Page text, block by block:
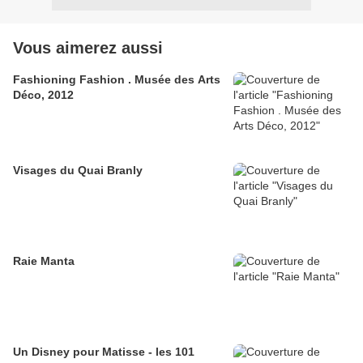
Vous aimerez aussi
Fashioning Fashion . Musée des Arts
Déco, 2012
Visages du Quai Branly
Raie Manta
Un Disney pour Matisse - les 101